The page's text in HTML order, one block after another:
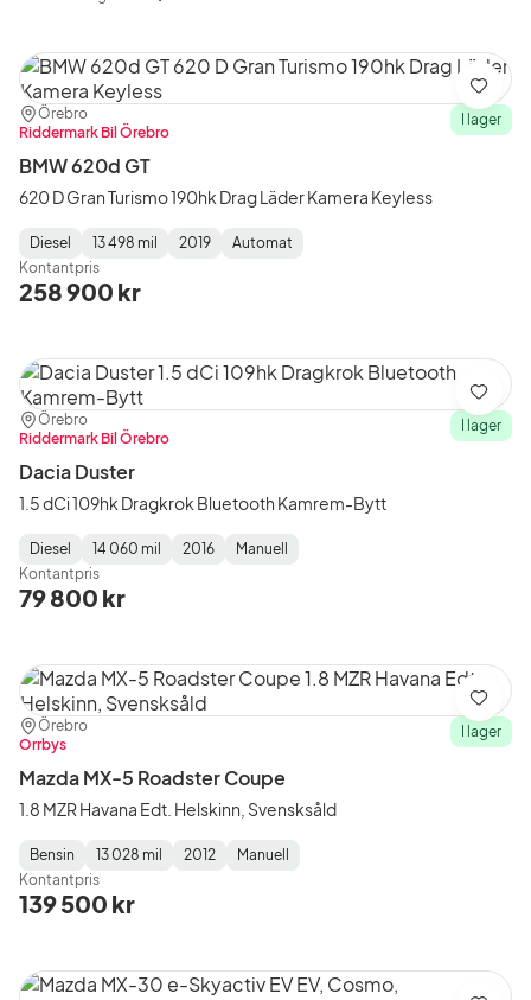
Plats:
Örebro
Återförsäljare:
Riddermark Bil Örebro
I lager
BMW 620d GT
620 D Gran Turismo 190hk Drag Läder Kamera Keyless
Fuel
Type:
Diesel
Mätarställning:
13 498 mil
Model
Year:
2019
Gearbox
Type:
Automat
Kontantpris
258 900 kr
Spara
Plats:
Örebro
Återförsäljare:
Riddermark Bil Örebro
I lager
Dacia Duster
1.5 dCi 109hk Dragkrok Bluetooth Kamrem-Bytt
Fuel
Type:
Diesel
Mätarställning:
14 060 mil
Model
Year:
2016
Gearbox
Type:
Manuell
Kontantpris
79 800 kr
Spara
Plats:
Örebro
Återförsäljare:
Orrbys
I lager
Mazda MX-5 Roadster Coupe
1.8 MZR Havana Edt. Helskinn, Svensksåld
Fuel
Type:
Bensin
Mätarställning:
13 028 mil
Model
Year:
2012
Gearbox
Type:
Manuell
Kontantpris
139 500 kr
Spara